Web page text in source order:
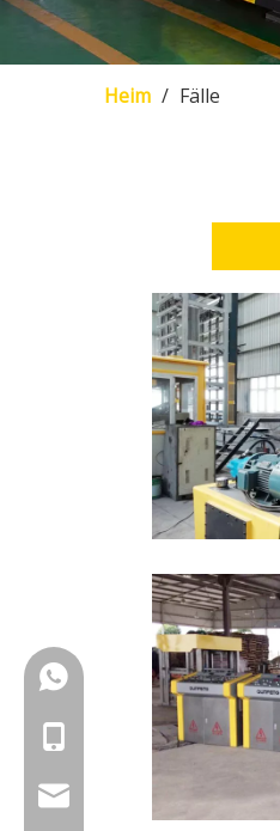
Heim / Fälle
+86-18150503129
+86-18150503129
group@qunfeng.com